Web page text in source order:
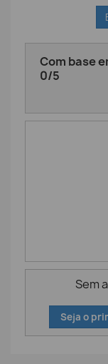
Com base
0/5
Sem
Seja o